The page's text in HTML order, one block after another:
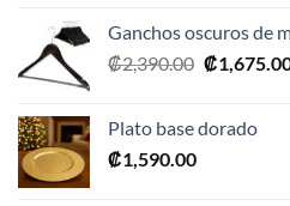
era:
Ganchos oscuros de
₡2,390.00 El
era:
₡
Plato base dorado
₡1,590.00